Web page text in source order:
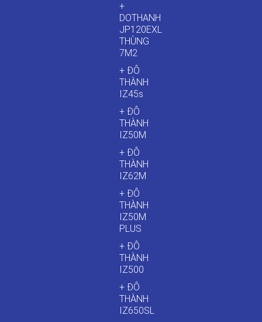
+
DOTHANH
JP120EXL
THÙNG
7M2
+ ĐÔ
THÀNH
IZ45s
+ ĐÔ
THÀNH
IZ50M
+ ĐÔ
THÀNH
IZ62M
+ ĐÔ
THÀNH
IZ50M
PLUS
+ ĐÔ
THÀNH
IZ500
+ ĐÔ
THÀNH
IZ650SL